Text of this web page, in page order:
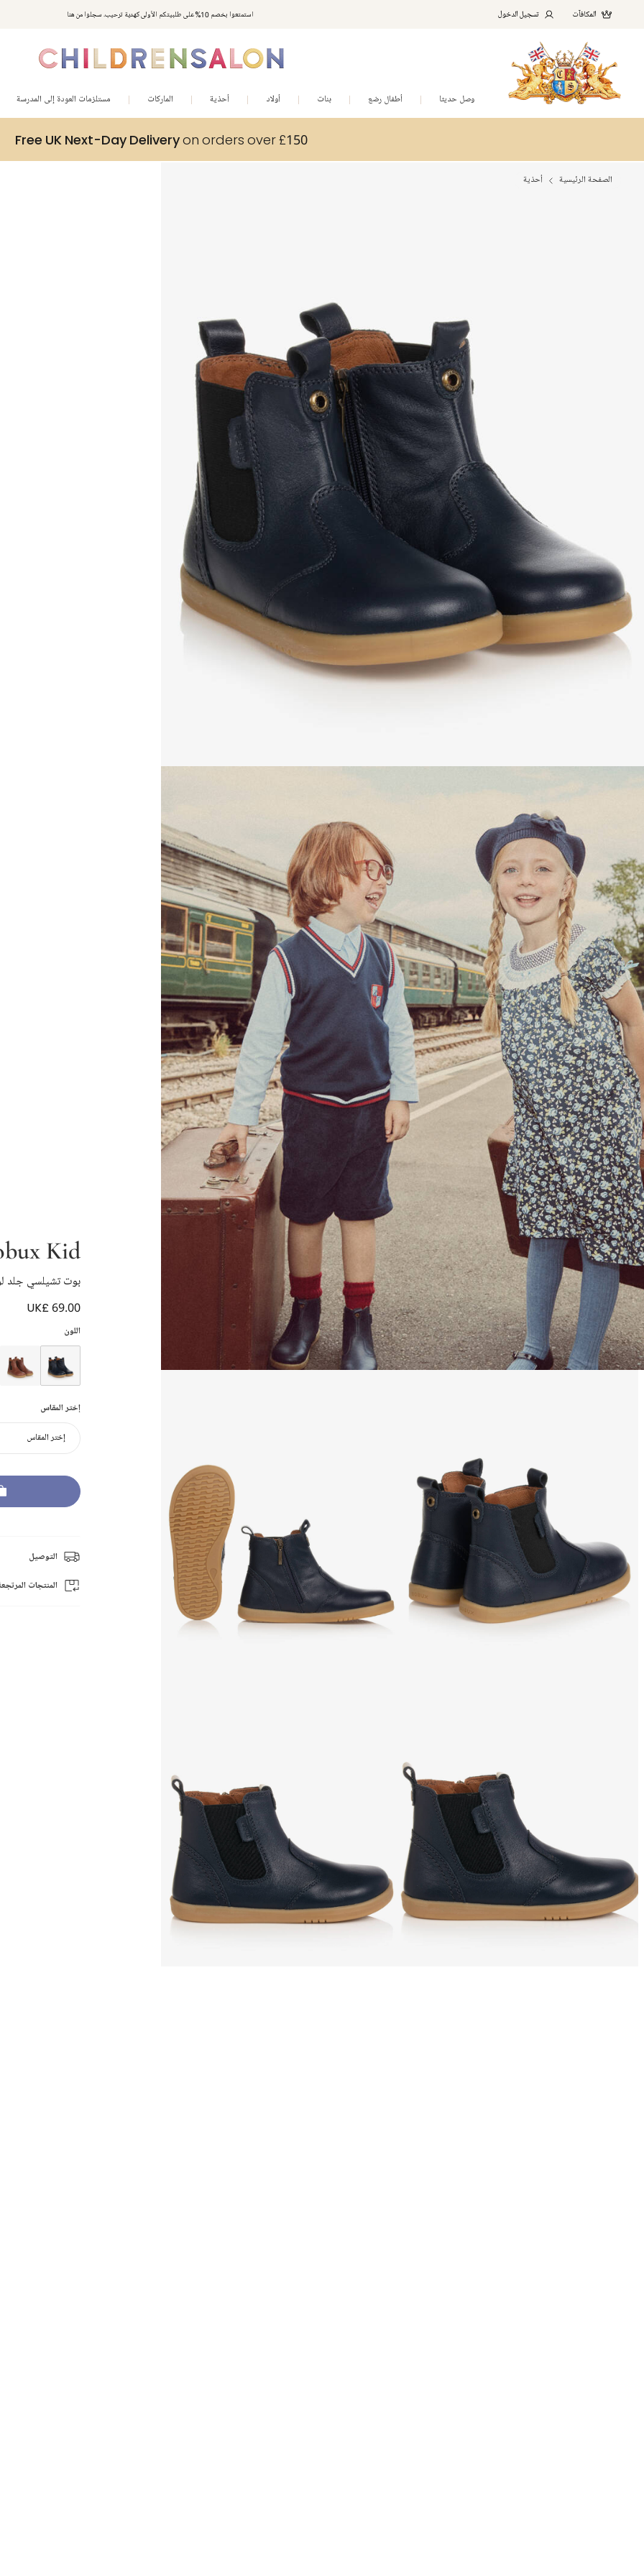
استمتعوا بخصم 10% على طلبيتكم الأولى كهدية ترحيب. سجلوا من هنا المكافآت تسجيل الدخول
وصل حديثا أطفال رضع بنات أولاد أحذية الماركات مستلزمات العودة إلى المدرسة
Free UK Next-Day Deliveryon orders over £150
الصفحة الرئيسية أحذية
Kid +
بوت تشيلسي جلد
UK£ 69.00
اللون
إختر المقاس
إختر المقاس
التوصيل
المنتجات